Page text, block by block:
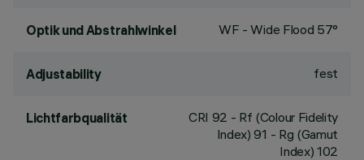
Optik und Abstrahlwinkel WF - Wide Flood 57°
Adjustability fest
Lichtfarbqualität CRI 92 - Rf (Colour Fidelity
Index) 91 - Rg (Gamut
Index) 102